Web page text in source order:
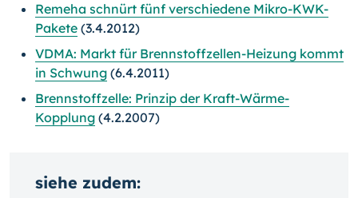
Remeha schnürt fünf verschiedene Mikro-KWK-
Pakete (3.4.2012)
VDMA: Markt für Brennstoffzellen-Heizung kommt
in Schwung (6.4.2011)
Brennstoffzelle: Prinzip der Kraft-Wärme-
Kopplung (4.2.2007)
siehe zudem: